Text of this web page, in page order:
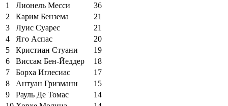
1
Лионель Месси
36
2
Карим Бензема
21
3
Луис Суарес
21
4
Яго Аспас
20
5
Кристиан Стуани
19
6
Виссам Бен-Йеддер
18
7
Борха Иглесиас
17
8
Антуан Гризманн
15
9
Рауль Де Томас
14